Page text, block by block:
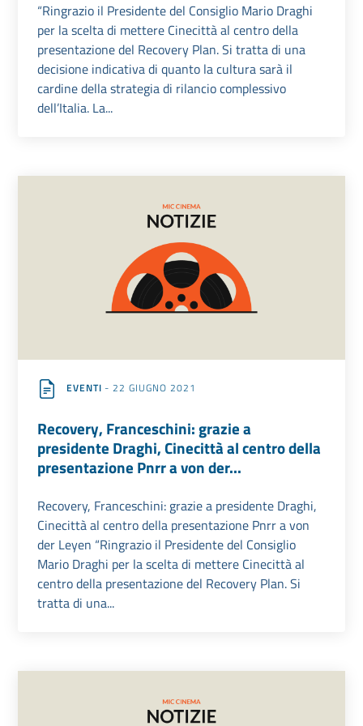
“Ringrazio il Presidente del Consiglio Mario Draghi
per la scelta di mettere Cinecittà al centro della
presentazione del Recovery Plan. Si tratta di una
decisione indicativa di quanto la cultura sarà il
cardine della strategia di rilancio complessivo
dell’Italia. La...
EVENTI - 22 GIUGNO 2021
Recovery, Franceschini: grazie a
presidente Draghi, Cinecittà al centro della
presentazione Pnrr a von der...
Recovery, Franceschini: grazie a presidente Draghi,
Cinecittà al centro della presentazione Pnrr a von
der Leyen “Ringrazio il Presidente del Consiglio
Mario Draghi per la scelta di mettere Cinecittà al
centro della presentazione del Recovery Plan. Si
tratta di una...